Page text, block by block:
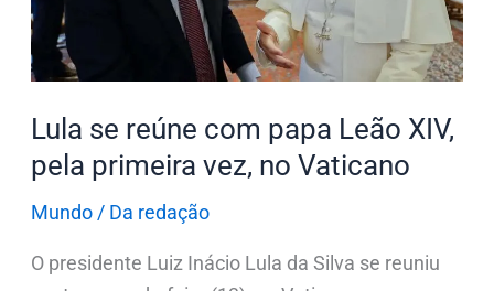
Lula se reúne com papa Leão XIV,
pela primeira vez, no Vaticano
Mundo/ Da redação
O presidente Luiz Inácio Lula da Silva se reuniu
Leão
XIV,
pela
vez,
no
Vaticano